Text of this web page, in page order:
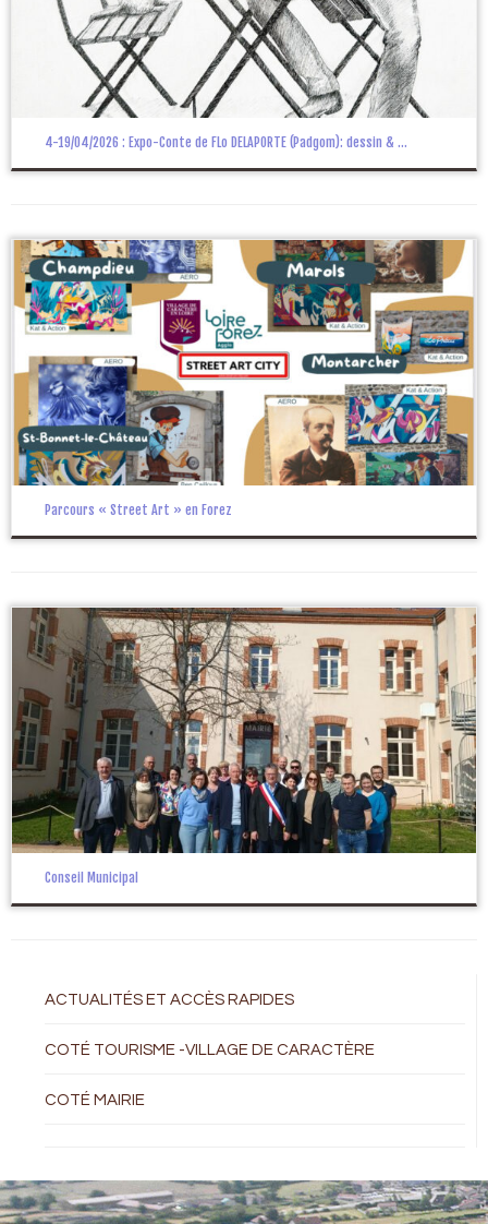
4-19/04/2026 : Expo-Conte de FLo DELAPORTE (Padgom): dessin & ...
Parcours « Street Art » en Forez
Conseil Municipal
ACTUALITÉS ET ACCÈS RAPIDES
COTÉ TOURISME -VILLAGE DE CARACTÈRE
COTÉ MAIRIE